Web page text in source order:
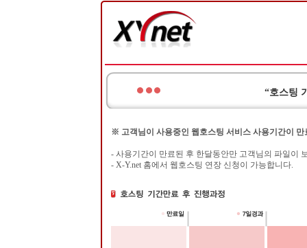
“호스팅
※ 고객님이 사용중인 웹호스팅 서비스 사용기간이 만
- 사용기간이 만료된 후 한달동안만 고객님의 파일이
- X-Y.net 홈에서 웹호스팅 연장 신청이 가능합니다.